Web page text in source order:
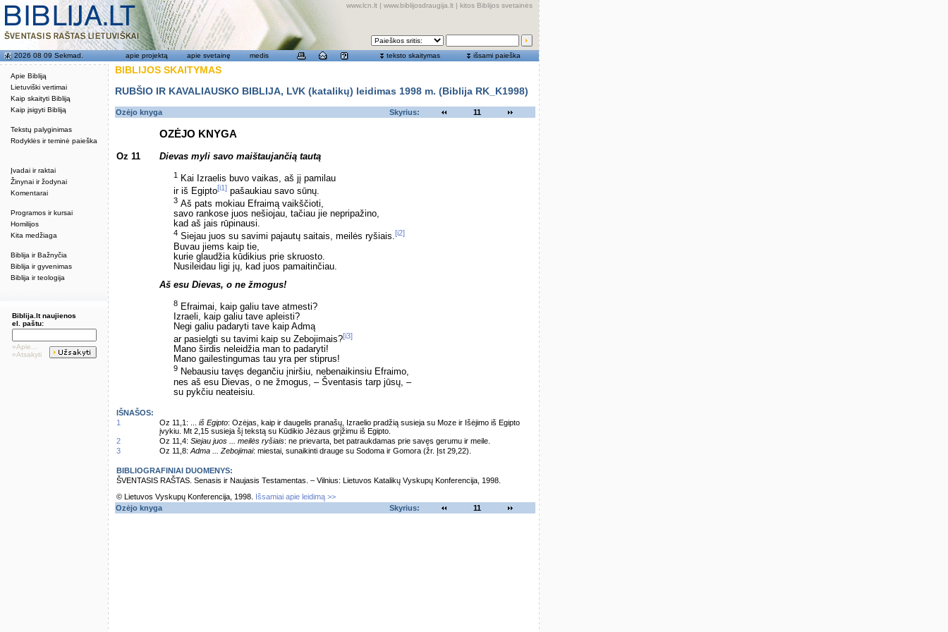
Apie Bibliją
Lietuviški vertimai
Kaip skaityti Bibliją
Kaip įsigyti Bibliją
Tekstų palyginimas
Rodyklės ir teminė paieška
Įvadai ir raktai
Žinynai ir žodynai
Komentarai
Programos ir kursai
Homilijos
Kita medžiaga
Biblija ir Bažnyčia
Biblija ir gyvenimas
Biblija ir teologija
www.lcn.lt | www.biblijosdraugija.lt | kitos Biblijos svetainės
2026 08 09 Sekmad. apie projektą apie svetainę medis teksto skaitymas išsami paieška
Biblija.lt naujienos
el. paštu:
»Apie...
»Atsakyti
BIBLIJOS SKAITYMAS
RUBŠIO IR KAVALIAUSKO BIBLIJA, LVK (katalikų) leidimas 1998 m. (Biblija RK_K1998)
Ozėjo knyga Skyrius: 11
OZĖJO KNYGA
Oz 11 Dievas myli savo maištaujančią tautą
1
Kai Izraelis buvo vaikas, aš jį pamilau
ir iš Egipto[i1] pašaukiau savo sūnų.
3 Aš pats mokiau Efraimą vaikščioti,
savo rankose juos nešiojau, tačiau jie nepripažino,
kad aš jais rūpinausi.
4 Siejau juos su savimi pajautų saitais, meilės ryšiais.[i2]
Buvau jiems kaip tie,
kurie glaudžia kūdikius prie skruosto.
Nusileidau ligi jų, kad juos pamaitinčiau.
Aš esu Dievas, o ne žmogus!
8 Efraimai, kaip galiu tave atmesti?
Izraeli, kaip galiu tave apleisti?
Negi galiu padaryti tave kaip Admą
ar pasielgti su tavimi kaip su Zebojimais?[i3]
Mano širdis neleidžia man to padaryti!
Mano gailestingumas tau yra per stiprus!
9 Nebausiu tavęs degančiu įniršiu, nebenaikinsiu Efraimo,
nes aš esu Dievas, o ne žmogus, – Šventasis tarp jūsų, –
su pykčiu neateisiu.
IŠNAŠOS:
1
Oz 11,1: ... iš Egipto: Ozėjas, kaip ir daugelis pranašų, Izraelio pradžią susieja su Moze ir Išėjimo iš Egipto
įvykiu. Mt 2,15 susieja šį tekstą su Kūdikio Jėzaus grįžimu iš Egipto.
2
Oz 11,4: Siejau juos ... meilės ryšiais: ne prievarta, bet patraukdamas prie savęs gerumu ir meile.
3
Oz 11,8: Adma ... Zebojimai: miestai, sunaikinti drauge su Sodoma ir Gomora (žr. Įst 29,22).
BIBLIOGRAFINIAI DUOMENYS:
ŠVENTASIS RAŠTAS. Senasis ir Naujasis Testamentas. – Vilnius: Lietuvos Katalikų Vyskupų Konferencija, 1998.
© Lietuvos Vyskupų Konferencija, 1998.
Išsamiai apie leidimą >>
Ozėjo knyga
Skyrius: 11